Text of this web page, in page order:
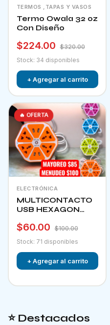
TERMOS ,TAPAS Y VASOS
Termo Owala 32 oz
Con Diseño
$224.00
$320.00
Stock: 34 disponibles
+ Agregar al carrito
🔥 OFERTA
ELECTRÓNICA
MULTICONTACTO
USB HEXAGON
$60.00
$100.00
Stock: 71 disponibles
+ Agregar al carrito
⭐ Destacados